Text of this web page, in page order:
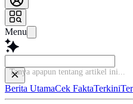
Menu
Tanya apa
Berita UtamaCek FaktaTerkini